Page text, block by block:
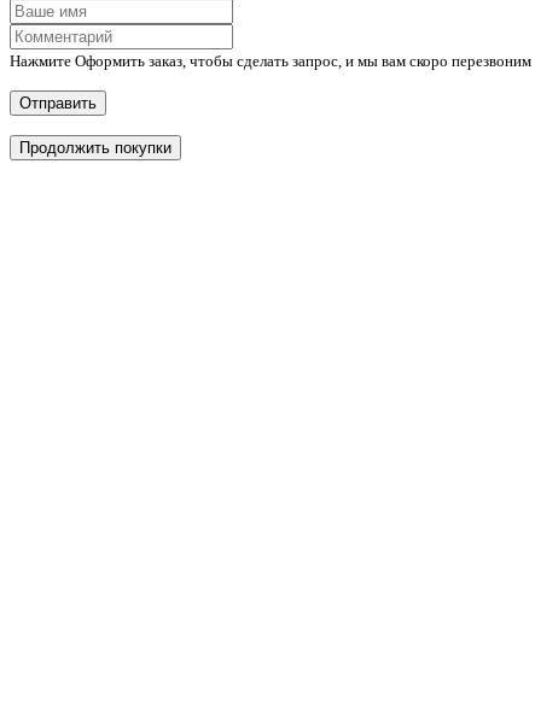
Нажмите Оформить заказ, чтобы сделать запрос, и мы вам скоро перезвоним
Отправить
Продолжить покупки